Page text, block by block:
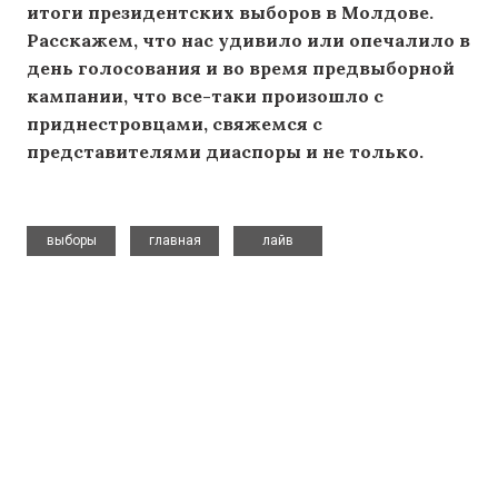
итоги президентских выборов в Молдове.
Расскажем, что нас удивило или опечалило в
день голосования и во время предвыборной
кампании, что все-таки произошло с
приднестровцами, свяжемся с
представителями диаспоры и не только.
выборы
главная
лайв